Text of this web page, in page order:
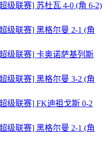
级联赛] 苏杜瓦 4-0 (角 6-2)
级联赛] 黑格尔曼 2-1 (角
级联赛] 卡奥诺萨基列斯
级联赛] 黑格尔曼 3-2 (角
级联赛] FK迪祖戈斯 0-2
级联赛] 黑格尔曼 2-1 (角